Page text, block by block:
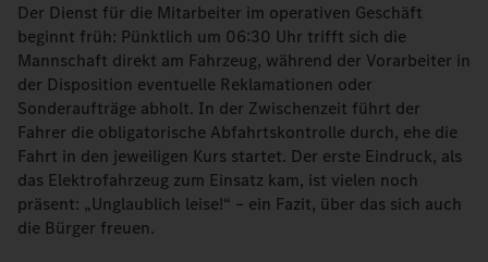
Der Dienst für die Mitarbeiter im operativen Geschäft
beginnt früh: Pünktlich um 06:30 Uhr trifft sich die
Mannschaft direkt am Fahrzeug, während der Vorarbeiter in
der Disposition eventuelle Reklamationen oder
Sonderaufträge abholt. In der Zwischenzeit führt der
Fahrer die obligatorische Abfahrtskontrolle durch, ehe die
Fahrt in den jeweiligen Kurs startet. Der erste Eindruck, als
das Elektrofahrzeug zum Einsatz kam, ist vielen noch
präsent: „Unglaublich leise!“ – ein Fazit, über das sich auch
die Bürger freuen.